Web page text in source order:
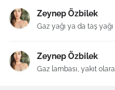
Zeynep Özbilek
Gaz yağı ya da taş
Zeynep Özbilek
Gaz lambası, yakıt